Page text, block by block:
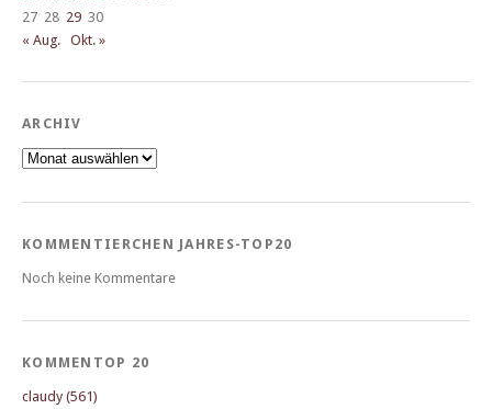
27 28 29 30
« Aug. Okt. »
ARCHIV
Archiv
KOMMENTIERCHEN JAHRES-TOP20
Noch keine Kommentare
KOMMENTOP 20
claudy (561)